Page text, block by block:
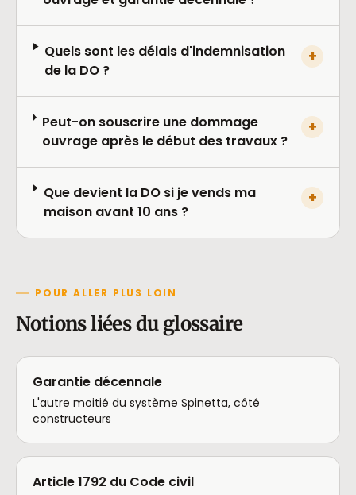
Quels sont les délais d'indemnisation
de la DO ?
+
Peut-on souscrire une dommage
ouvrage après le début des travaux ?
+
Que devient la DO si je vends ma
maison avant 10 ans ?
+
POUR ALLER PLUS LOIN
Notions liées du glossaire
Garantie décennale
L'autre moitié du système Spinetta, côté
constructeurs
Article 1792 du Code civil